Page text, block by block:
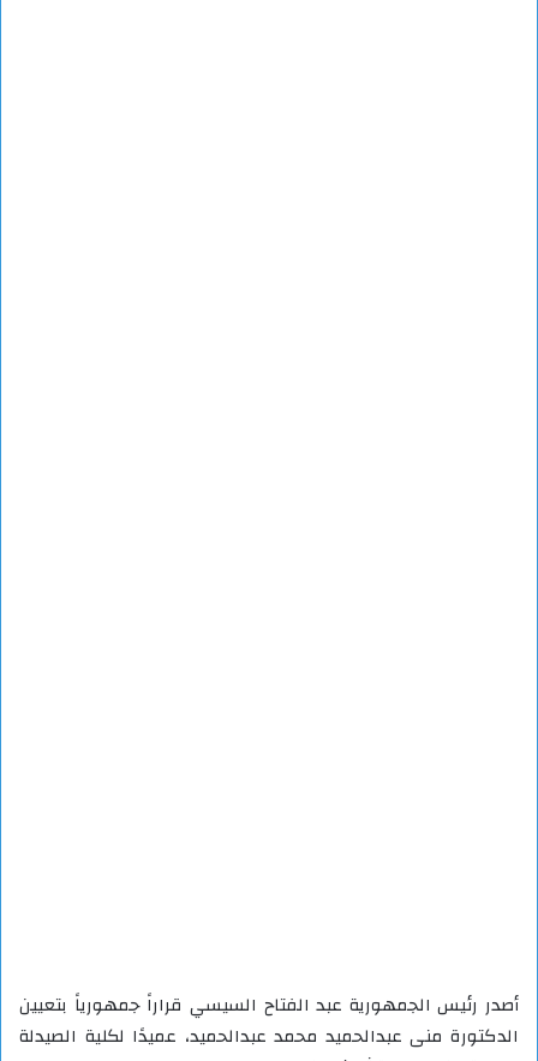
أصدر رئيس الجمهورية عبد الفتاح السيسي قراراً جمهورياً بتعيين
الدكتورة منى عبدالحميد محمد عبدالحميد، عميدًا لكلية الصيدلة